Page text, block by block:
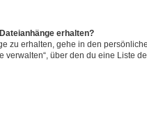
erhalten?
zu erhalten, gehe in den
verwalten“, über den du eine Liste